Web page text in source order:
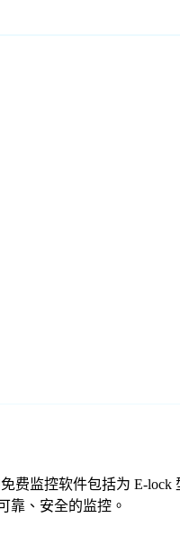
费监控软件包括为 E-
靠、安全的监控。